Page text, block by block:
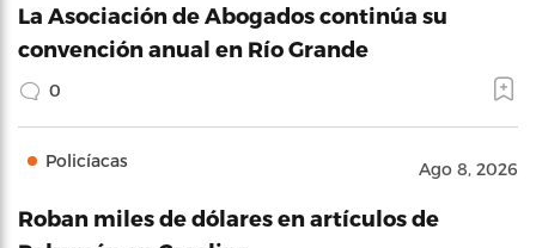
La Asociación de Abogados continúa su
convención anual en Río Grande
0
Policíacas Ago 8, 2026
Roban miles de dólares en artículos de